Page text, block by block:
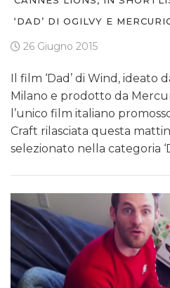
‘DAD’ DI OGILVY E
26 Giugno 2015
Il film ‘Dad’ di Wind, ideato
Milano e prodotto da
l’unico film italiano
Craft rilasciata questa
selezionato nella categoria